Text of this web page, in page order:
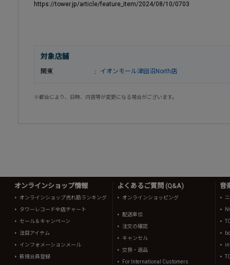
https://tower.jp/article/feature_item/2024/08/10/0703
対象店舗
関東 イオンモール津田沼North店
※都合により、日時、内容等が変更になる場合がございます。
オンラインショップ情報
オンラインショップ売れ筋ランキング
タワーレコード全店チャート
セール＆キャンペーン
注目アイテム
インフォメーションメール
新規会員登録
よくあるご質問 (Q&A)
オンラインショッピング
配送単位
注文の確認
キャンセル
交換・返品
For International Customers
音